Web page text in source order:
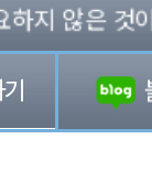
지 않은 것